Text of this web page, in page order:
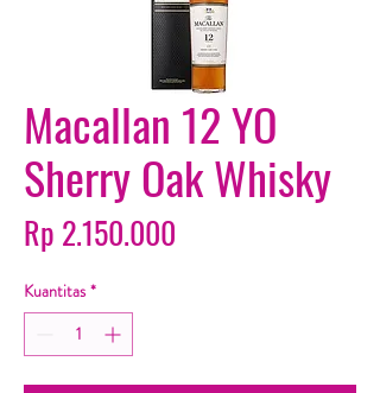
Macallan 12 YO
Sherry Oak Whisky
Rp 2.150.000
Kuantitas *